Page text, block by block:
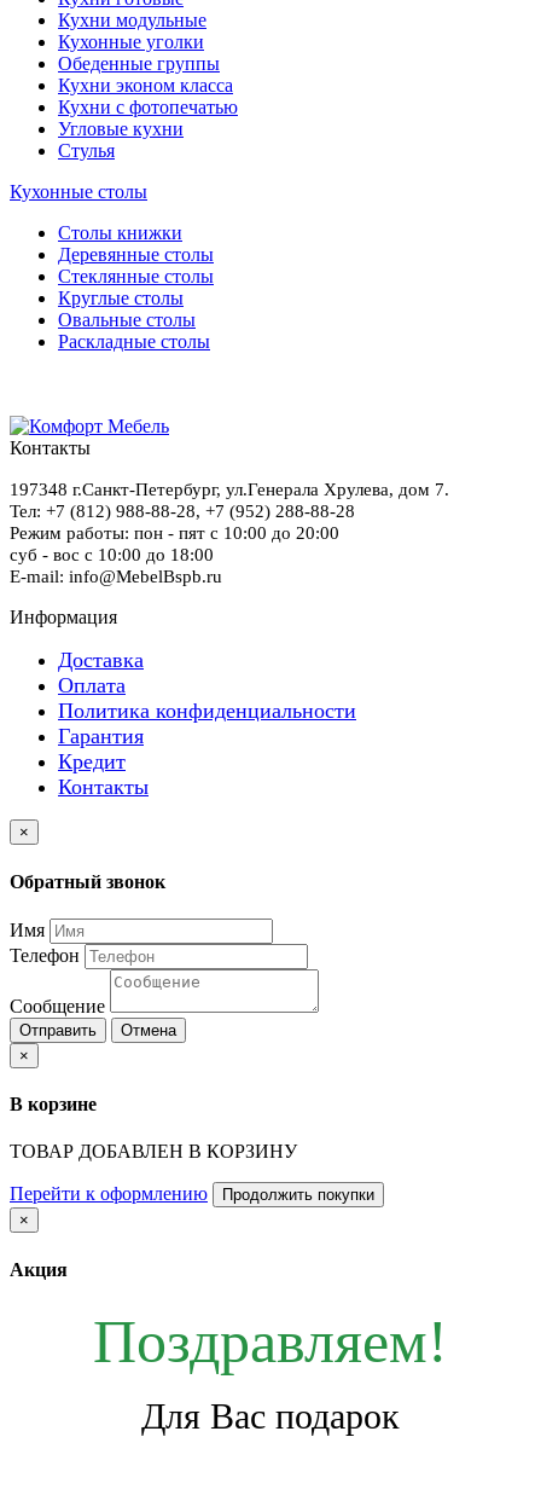
Кухни модульные
Кухонные уголки
Обеденные группы
Кухни эконом класса
Кухни с фотопечатью
Угловые кухни
Стулья
Кухонные столы
Столы книжки
Деревянные столы
Стеклянные столы
Круглые столы
Овальные столы
Раскладные столы
Контакты
197348 г.Санкт-Петербург, ул.Генерала Хрулева, дом 7.
Тел: +7 (812) 988-88-28, +7 (952) 288-88-28
Режим работы: пон - пят с 10:00 до 20:00
суб - вос с 10:00 до 18:00
E-mail: info@MebelBspb.ru
Информация
Доставка
Оплата
Политика конфиденциальности
Гарантия
Кредит
Контакты
×
Обратный звонок
Имя
Телефон
Сообщение
Отправить
Отмена
×
В корзине
ТОВАР ДОБАВЛЕН В КОРЗИНУ
Перейти к оформлению
Продолжить покупки
×
Акция
Поздравляем!
Для Вас подарок